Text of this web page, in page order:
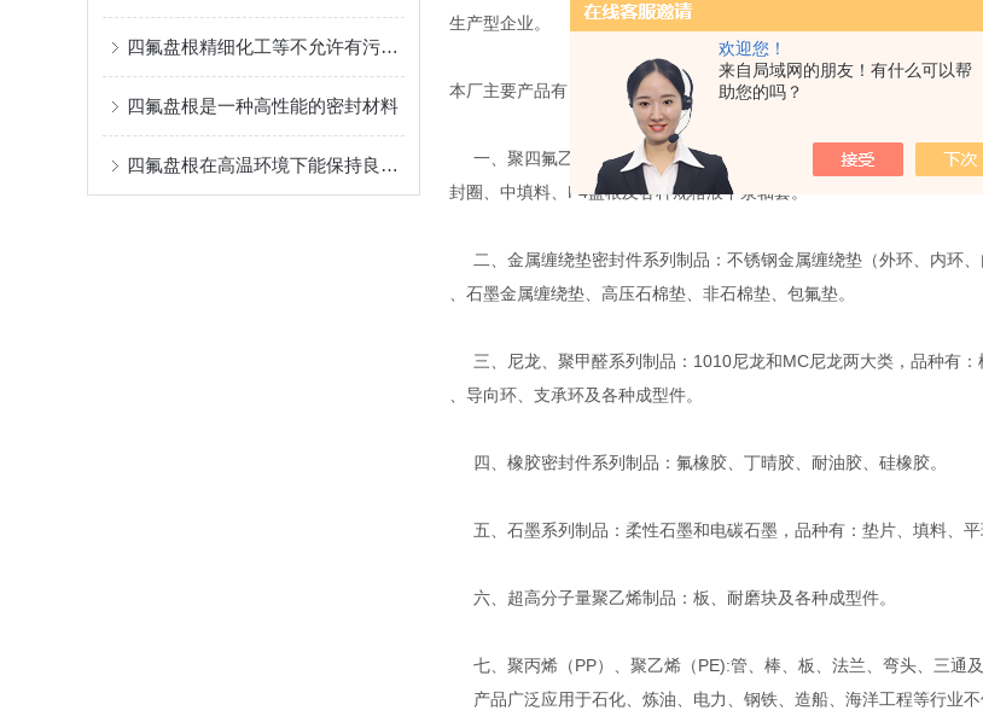
欢迎您！
来自局域网的朋友！有什么可以帮
助您的吗？
四氟盘根精细化工等不允许有污染的操作场中得到了广泛应用
四氟盘根是一种高性能的密封材料
四氟盘根在高温环境下能保持良好的性能
生产型企业。
本厂主要产品有：
一、聚四氟乙烯密封件系列制品：管、棒、板、车削板、薄膜、生
封圈、中填料、F4盘根及各种规格液下泵轴套。
二、金属缠绕垫密封件系列制品：不锈钢金属缠绕垫（外环、内环
、石墨金属缠绕垫、高压石棉垫、非石棉垫、包氟垫。
三、尼龙、聚甲醛系列制品：1010尼龙和MC尼龙两大类，品种有：
、导向环、支承环及各种成型件。
四、橡胶密封件系列制品：氟橡胶、丁晴胶、耐油胶、硅橡胶。
五、石墨系列制品：柔性石墨和电碳石墨，品种有：垫片、填料、平
六、超高分子量聚乙烯制品：板、耐磨块及各种成型件。
七、聚丙烯（PP）、聚乙烯（PE):管、棒、板、法兰、弯头、三通及
产品广泛应用于石化、炼油、电力、钢铁、造船、海洋工程等行业